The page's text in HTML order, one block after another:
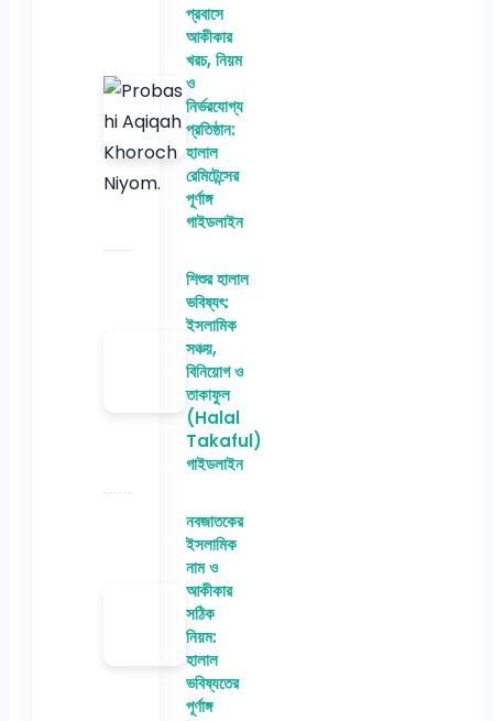
প্রবাসে
আকীকার
খরচ, নিয়ম
ও
নির্ভরযোগ্য
প্রতিষ্ঠান:
হালাল
রেমিটেন্সের
পূর্ণাঙ্গ
গাইডলাইন
শিশুর হালাল
ভবিষ্যৎ:
ইসলামিক
সঞ্চয়,
বিনিয়োগ ও
তাকাফুল
(Halal
Takaful)
গাইডলাইন
নবজাতকের
ইসলামিক
নাম ও
আকীকার
সঠিক
নিয়ম:
হালাল
ভবিষ্যতের
পূর্ণাঙ্গ